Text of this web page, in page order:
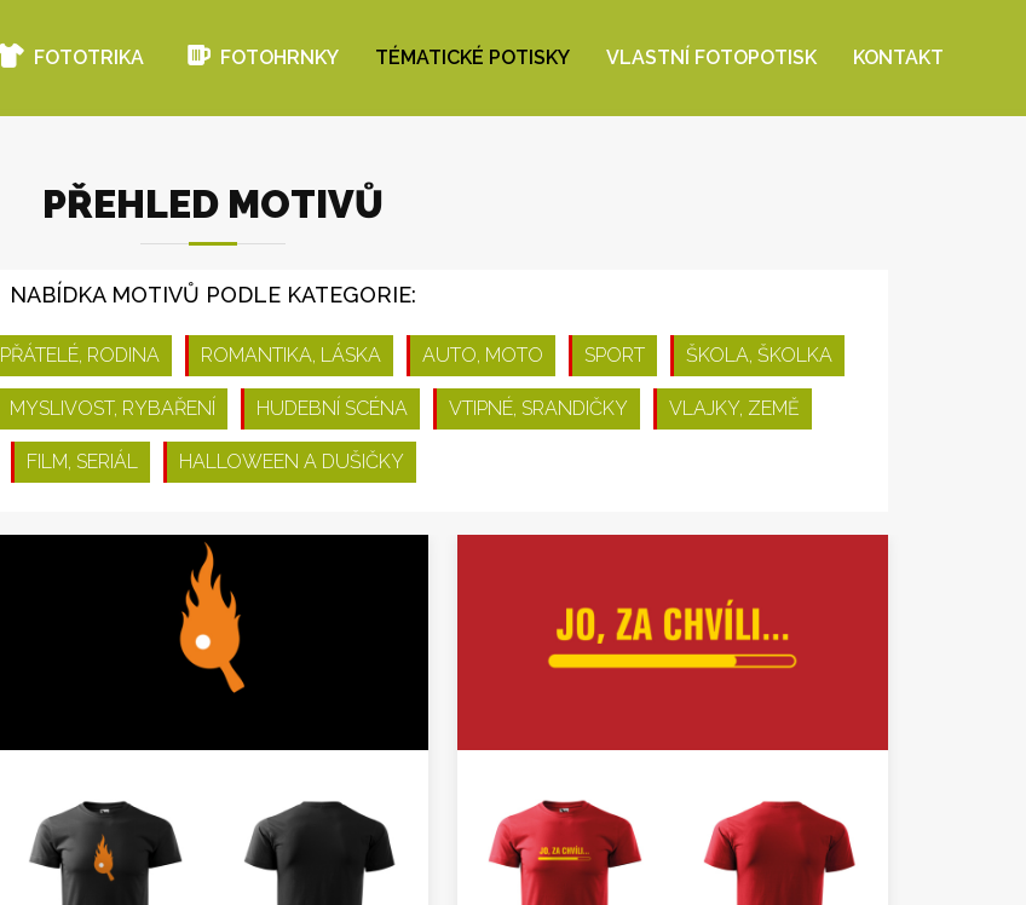
FOTOTRIKA FOTOHRNKY TÉMATICKÉ POTISKY VLASTNÍ FOTOPOTISK KONTAKT
PŘEHLED MOTIVŮ
NABÍDKA MOTIVŮ PODLE KATEGORIE:
PŘÁTELÉ, RODINA ROMANTIKA, LÁSKA AUTO, MOTO SPORT ŠKOLA, ŠKOLKA
MYSLIVOST, RYBAŘENÍ HUDEBNÍ SCÉNA VTIPNÉ, SRANDIČKY VLAJKY, ZEMĚ
FILM, SERIÁL HALLOWEEN A DUŠIČKY